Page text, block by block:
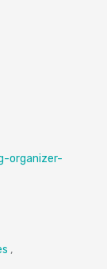
organizer-
,